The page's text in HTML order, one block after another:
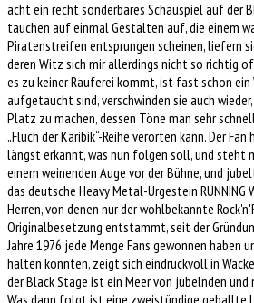
acht ein recht sonderbares Schauspiel auf der
tauchen auf einmal Gestalten auf, die einem
Piratenstreifen entsprungen scheinen, liefern
deren Witz sich mir allerdings nicht so richtig
es zu keiner Rauferei kommt, ist fast schon ein
aufgetaucht sind, verschwinden sie auch
Platz zu machen, dessen Töne man sehr
„Fluch der Karibik“-Reihe verorten kann. Der
längst erkannt, was nun folgen soll, und steht
einem weinenden Auge vor der Bühne, und
das deutsche Heavy Metal-Urgestein RUNNING
Herren, von denen nur der wohlbekannte
Originalbesetzung entstammt, seit der
Jahre 1976 jede Menge Fans gewonnen haben
halten konnten, zeigt sich eindruckvoll in
der Black Stage ist ein Meer von jubelnden
Was dann folgt ist eine zweistündige geballte